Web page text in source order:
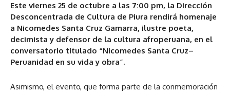
Este viernes 25 de octubre a las 7:00 pm, la Dirección
Desconcentrada de Cultura de Piura rendirá homenaje
a Nicomedes Santa Cruz Gamarra, ilustre poeta,
decimista y defensor de la cultura afroperuana, en el
conversatorio titulado “Nicomedes Santa Cruz–
Peruanidad en su vida y obra”.
Asimismo, el evento, que forma parte de la conmemoración